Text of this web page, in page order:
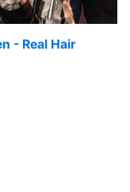
- Real Hair